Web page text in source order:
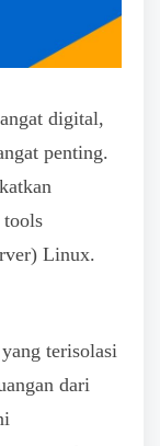
digital,
penting.
tools
Linux.
terisolasi
dari